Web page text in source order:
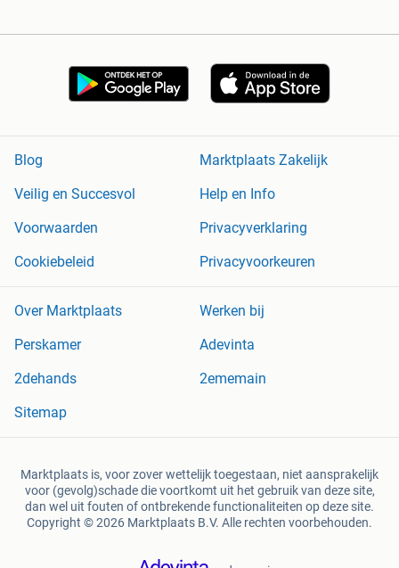
Blog
Marktplaats Zakelijk
Veilig en Succesvol
Help en Info
Voorwaarden
Privacyverklaring
Cookiebeleid
Privacyvoorkeuren
Over Marktplaats
Werken bij
Perskamer
Adevinta
2dehands
2ememain
Sitemap
Marktplaats is, voor zover wettelijk toegestaan, niet aansprakelijk
voor (gevolg)schade die voortkomt uit het gebruik van deze site,
dan wel uit fouten of ontbrekende functionaliteiten op deze site.
Copyright © 2026 Marktplaats B.V. Alle rechten voorbehouden.